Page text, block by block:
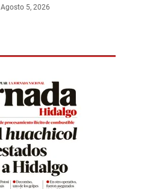
Agosto 5, 2026